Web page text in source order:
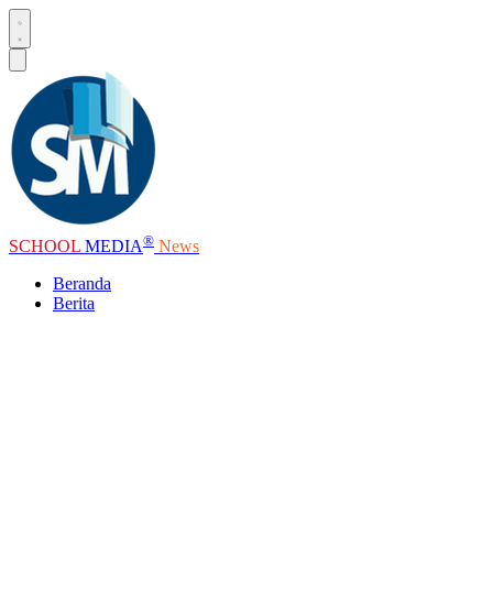
SCHOOL MEDIA® News
Beranda
Berita